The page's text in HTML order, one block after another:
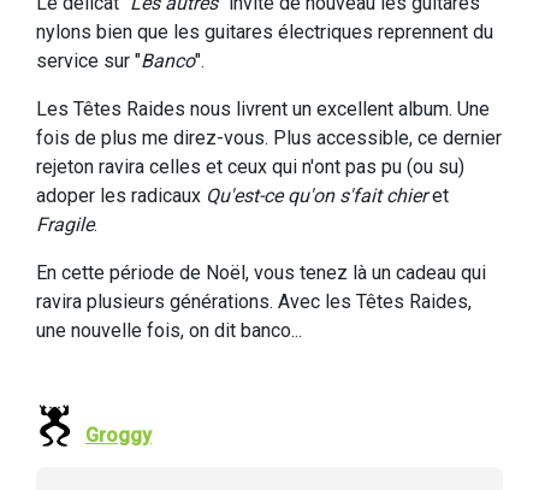
nylons bien que les guitares électriques reprennent du
service sur "Banco".
Les Têtes Raides nous livrent un excellent album. Une
fois de plus me direz-vous. Plus accessible, ce dernier
rejeton ravira celles et ceux qui n'ont pas pu (ou su)
adoper les radicaux Qu'est-ce qu'on s'fait chieret
Fragile.
En cette période de Noël, vous tenez là un cadeau qui
ravira plusieurs générations. Avec les Têtes Raides,
une nouvelle fois, on dit banco...
Groggy